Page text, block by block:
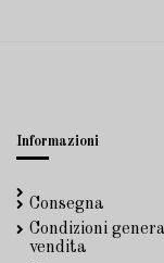
Informazioni
Consegna
Condizioni
vendita